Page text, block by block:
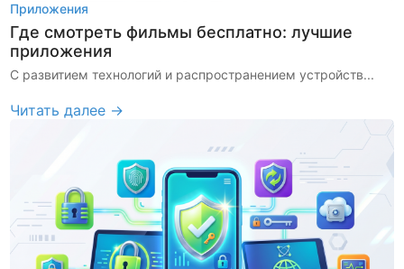
Приложения
Где смотреть фильмы бесплатно: лучшие
приложения
С развитием технологий и распространением устройств...
Читать далее →